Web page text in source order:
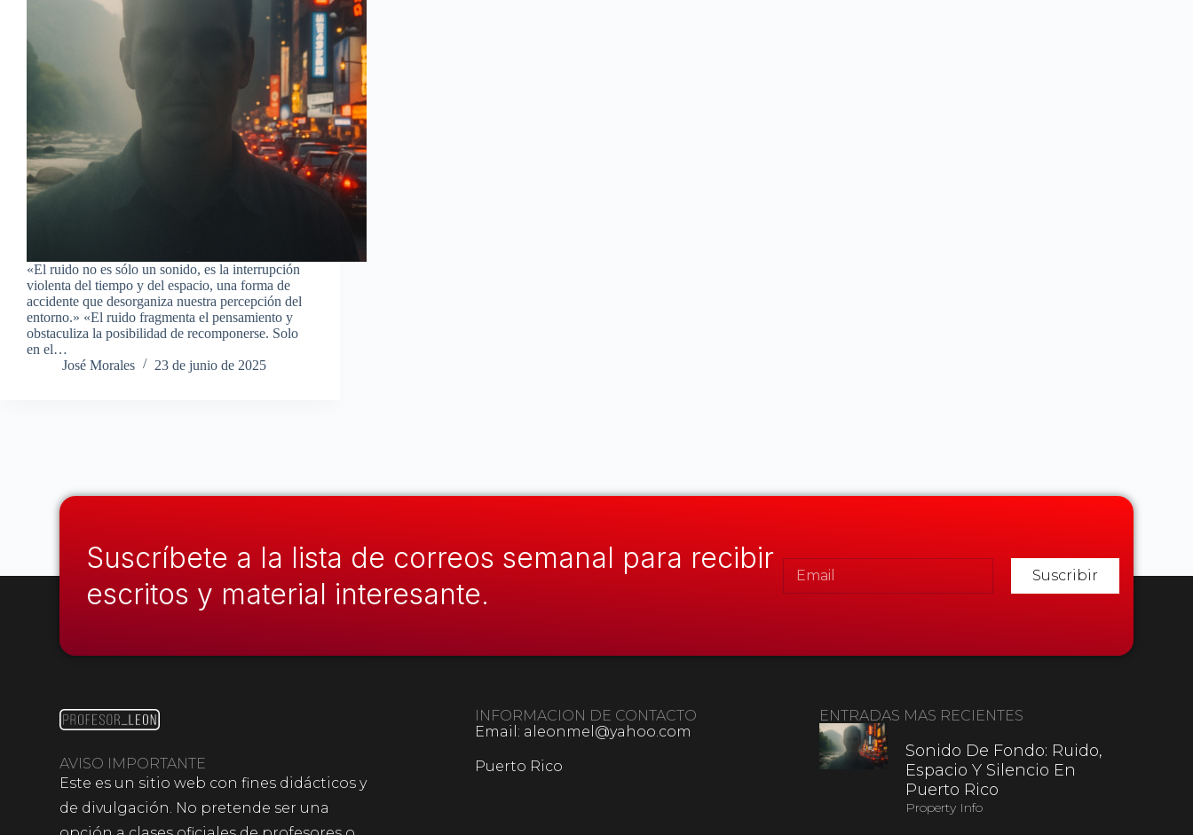
«El ruido no es sólo un sonido, es la interrupción
violenta del tiempo y del espacio, una forma de
accidente que desorganiza nuestra percepción del
entorno.» «El ruido fragmenta el pensamiento y
obstaculiza la posibilidad de recomponerse. Solo
en el…
José Morales
23 de junio de 2025
Suscríbete a la lista de correos semanal para recibir
escritos y material interesante.
Suscribir
AVISO IMPORTANTE
Este es un sitio web con fines didácticos y
de divulgación. No pretende ser una
INFORMACION DE CONTACTO
Email: aleonmel@yahoo.com
Puerto Rico
ENTRADAS MAS RECIENTES
Sonido De Fondo: Ruido,
Espacio Y Silencio En
Puerto Rico
Property Info